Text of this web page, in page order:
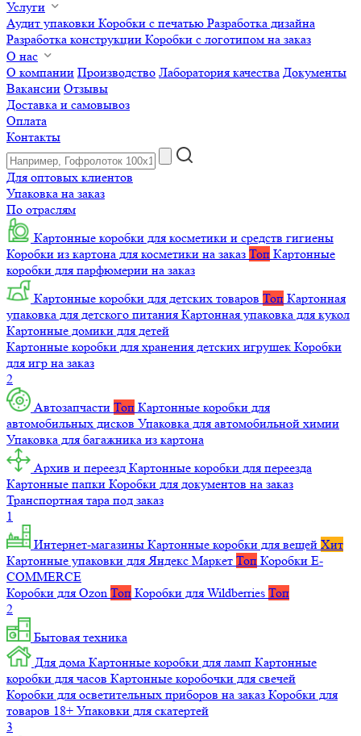
Услуги
Аудит упаковки Коробки с печатью Разработка дизайна
Разработка конструкции Коробки с логотипом на заказ
О нас
О компании Производство Лаборатория качества Документы
Вакансии Отзывы
Доставка и самовывоз
Оплата
Контакты
Для оптовых клиентов
Упаковка на заказ
По отраслям
Картонные коробки для косметики и средств гигиены
Коробки из картона для косметики на заказ Топ Картонные
коробки для парфюмерии на заказ
Картонные коробки для детских товаров Топ Картонная
упаковка для детского питания Картонная упаковка для кукол
Картонные домики для детей
Картонные коробки для хранения детских игрушек Коробки
для игр на заказ
2
Автозапчасти Топ Картонные коробки для
автомобильных дисков Упаковка для автомобильной химии
Упаковка для багажника из картона
Архив и переезд Картонные коробки для переезда
Картонные папки Коробки для документов на заказ
Транспортная тара под заказ
1
Интернет-магазины Картонные коробки для вещей Хит
Картонные упаковки для Яндекс Маркет Топ Коробки E-
COMMERCE
Коробки для Ozon Топ Коробки для Wildberries Топ
2
Бытовая техника
Для дома Картонные коробки для ламп Картонные
коробки для часов Картонные коробочки для свечей
Коробки для осветительных приборов на заказ Коробки для
товаров 18+ Упаковки для скатертей
3